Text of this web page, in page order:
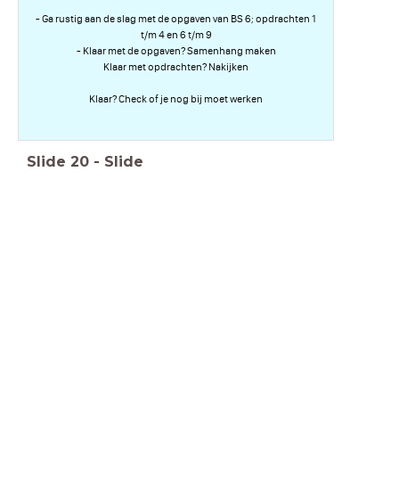
- Ga rustig aan de slag met de opgaven van BS 6; opdrachten 1
t/m 4 en 6 t/m 9
- Klaar met de opgaven? Samenhang maken
Klaar met opdrachten? Nakijken
Klaar? Check of je nog bij moet werken
Slide 20 - Slide